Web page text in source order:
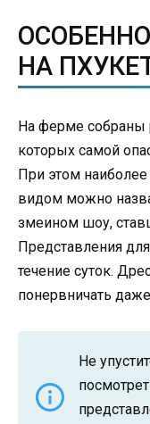
НА
На ферме
которых самой
При этом
видом можно
змеином шоу,
Представления
течение суток.
понервничать
Не